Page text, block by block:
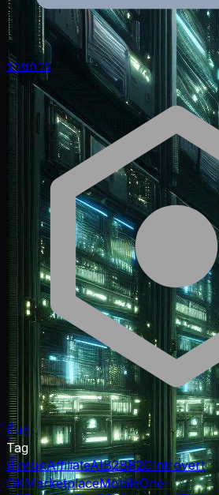
ราชการ
อื่นๆ
Tag
ทั้งหมดAffiliateAIB2BB2CIntrovert
OKMarketplaceMobileOne-